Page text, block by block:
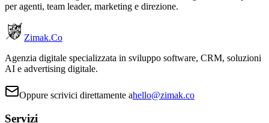
per agenti, team leader, marketing e direzione.
Zimak.Co
Agenzia digitale specializzata in sviluppo software, CRM, soluzioni
AI e advertising digitale.
Oppure scrivici direttamente ahello@zimak.co
Servizi